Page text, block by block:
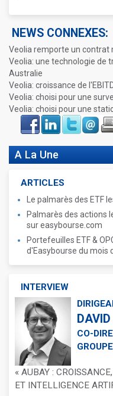
NEWS CONNEXES:
Veolia remporte un contrat
Veolia: une technologie de
Australie
Veolia: croissance de
Veolia: choisi pour une
Veolia: choisi pour une
Face
book
LinkIn Twitter Envoyer
A La Une
ARTICLES
Le palmarès des ETF
Palmarès des actions
sur easybourse.com
Portefeuilles ETF &
d'Easybourse du mois
INTERVIEW
CO-
GROUPE
« AUBAY :
ET INTELLIGENCE